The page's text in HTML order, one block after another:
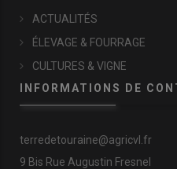
ACTUALITÉS
ÉLEVAGE & FOURRAGE
CULTURES & VIGNE
INFORMATIONS DE
terredetouraine@agricvl.fr
9 Bis Rue Augustin Fresnel